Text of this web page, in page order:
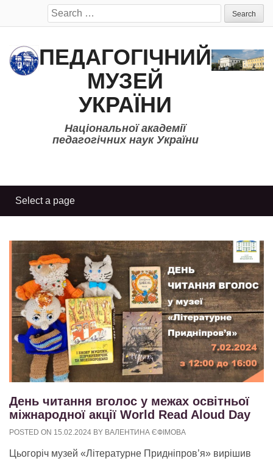
Search
for:
ПЕДАГОГІЧНИЙ
МУЗЕЙ
УКРАЇНИ
Національної академії
педагогічних наук України
День читання вголос у межах освітньої
міжнародної акції World Read Aloud Day
POSTED ON 15.02.2024 BY ВАЛЕНТИНА ЄФІМОВА
Цьогоріч музей «Літературне Придніпров’я» вирішив